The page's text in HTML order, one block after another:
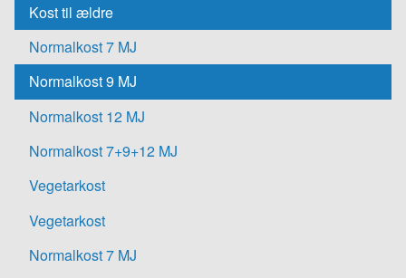
Kost til ældre
Normalkost 7 MJ
Normalkost 9 MJ
Normalkost 12 MJ
Normalkost 7+9+12 MJ
Vegetarkost
Vegetarkost
Normalkost 7 MJ